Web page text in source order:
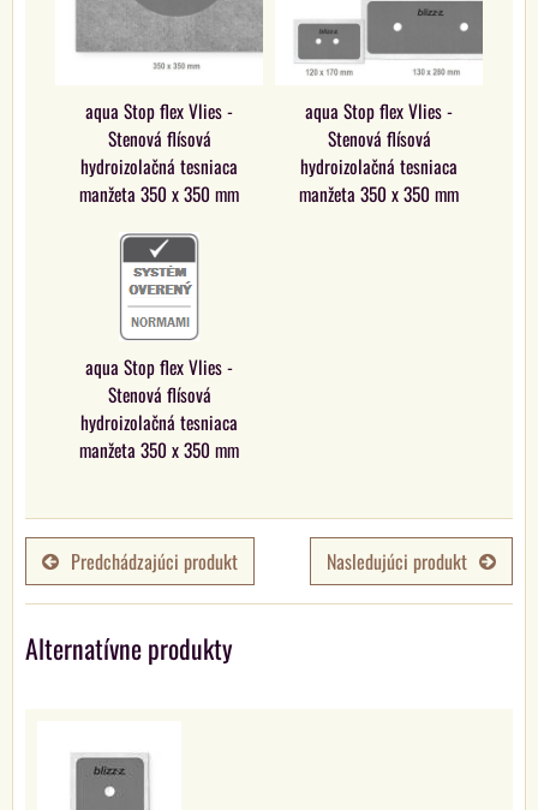
aqua Stop flex Vlies -
Stenová flísová
hydroizolačná tesniaca
manžeta 350 x 350 mm
aqua Stop flex Vlies -
Stenová flísová
hydroizolačná tesniaca
manžeta 350 x 350 mm
aqua Stop flex Vlies -
Stenová flísová
hydroizolačná tesniaca
manžeta 350 x 350 mm
Predchádzajúci produkt Nasledujúci produkt
Alternatívne produkty